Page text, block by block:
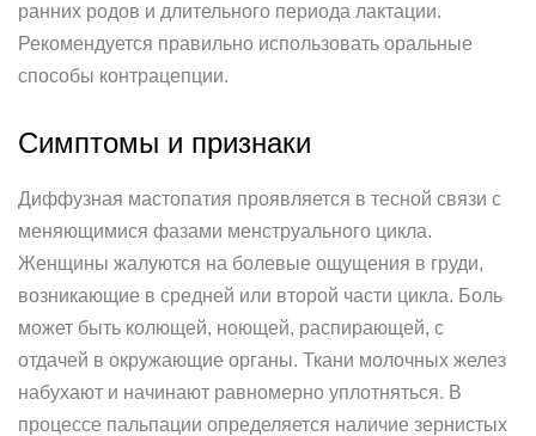
ранних родов и длительного периода лактации.
Рекомендуется правильно использовать оральные
способы контрацепции.
Симптомы и признаки
Диффузная мастопатия проявляется в тесной связи с
меняющимися фазами менструального цикла.
Женщины жалуются на болевые ощущения в груди,
возникающие в средней или второй части цикла. Боль
может быть колющей, ноющей, распирающей, с
отдачей в окружающие органы. Ткани молочных желез
набухают и начинают равномерно уплотняться. В
процессе пальпации определяется наличие зернистых